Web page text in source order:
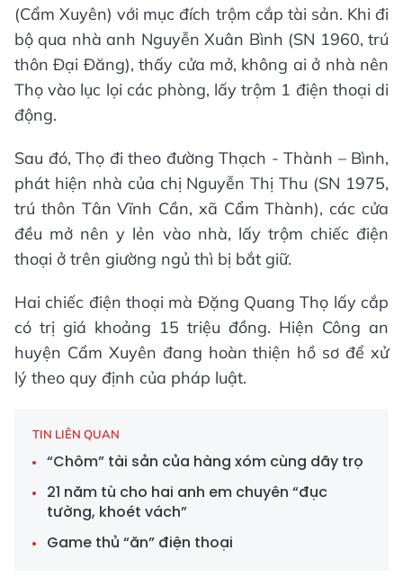
(Cẩm Xuyên) với mục đích trộm cắp tài sản. Khi đi
bộ qua nhà anh Nguyễn Xuân Bình (SN 1960, trú
thôn Đại Đăng), thấy cửa mở, không ai ở nhà nên
Thọ vào lục lọi các phòng, lấy trộm 1 điện thoại di
động.
Sau đó, Thọ đi theo đường Thạch - Thành – Bình,
phát hiện nhà của chị Nguyễn Thị Thu (SN 1975,
trú thôn Tân Vĩnh Cần, xã Cẩm Thành), các cửa
đều mở nên y lẻn vào nhà, lấy trộm chiếc điện
thoại ở trên giường ngủ thì bị bắt giữ.
Hai chiếc điện thoại mà Đặng Quang Thọ lấy cắp
có trị giá khoảng 15 triệu đồng. Hiện Công an
huyện Cẩm Xuyên đang hoàn thiện hồ sơ để xử
lý theo quy định của pháp luật.
TIN LIÊN QUAN
“Chôm” tài sản của hàng xóm cùng dãy trọ
21 năm tù cho hai anh em chuyên “đục
tường, khoét vách”
Game thủ “ăn” điện thoại